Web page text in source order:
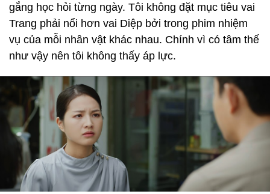
gắng học hỏi từng ngày. Tôi không đặt mục tiêu vai
Trang phải nổi hơn vai Diệp bởi trong phim nhiệm
vụ của mỗi nhân vật khác nhau. Chính vì có tâm thế
như vậy nên tôi không thấy áp lực.